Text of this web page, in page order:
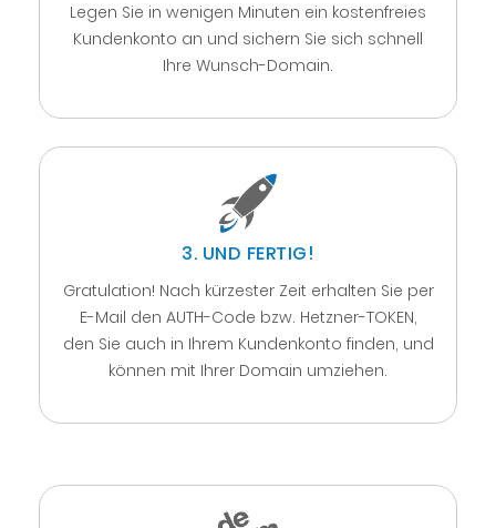
Legen Sie in wenigen Minuten ein kostenfreies
Kundenkonto an und sichern Sie sich schnell
Ihre Wunsch-Domain.
3. UND FERTIG!
Gratulation! Nach kürzester Zeit erhalten Sie per
E-Mail den AUTH-Code bzw. Hetzner-TOKEN,
den Sie auch in Ihrem Kundenkonto finden, und
können mit Ihrer Domain umziehen.